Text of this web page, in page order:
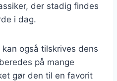
der stadig findes
i dag.
også tilskrives dens
på mange
gør den til en favorit